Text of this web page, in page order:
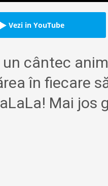
Vezi in YouTube
un cântec
în fiecare
Mai jos